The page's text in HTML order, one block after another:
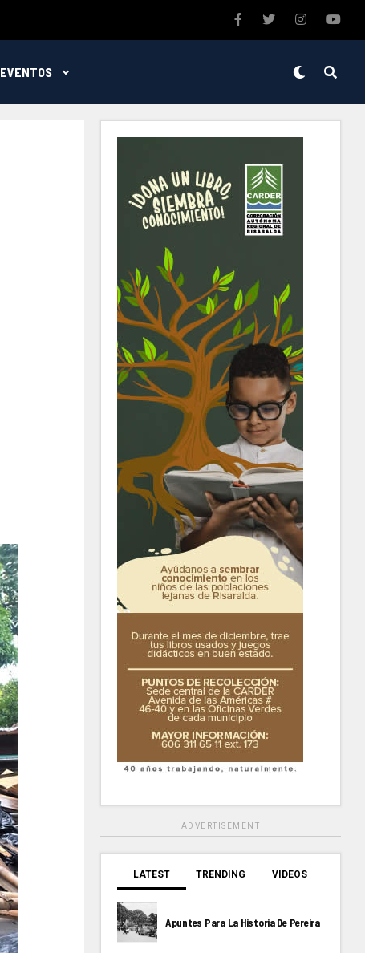
EVENTOS
ADVERTISEMENT
LATEST TRENDING VIDEOS
Apuntes Para La Historia De Pereira